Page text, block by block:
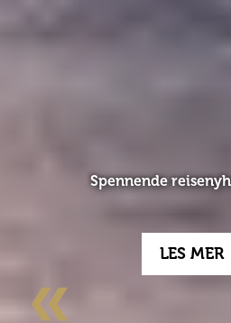
Få inspirasjon i
LES